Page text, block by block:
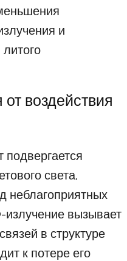
и
воздействия
подвергается
света,
неблагоприятных
вызывает
в структуре
к потере его